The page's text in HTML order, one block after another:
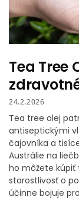
Tea Tree
24.2.2026
Tea tree olej
antiseptickými
čajovníka a
Austrálie na
ho môžete kúpiť
starostlivosť o
účinne bojuje